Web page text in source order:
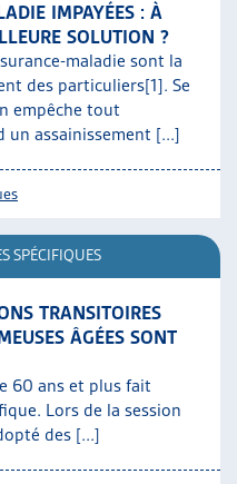
IMPAYÉES : À
SOLUTION ?
maladie sont la
des particuliers[1]. Se
empêche tout
un assainissement [...]
SPÉCIFIQUES
TRANSITOIRES
ÂGÉES SONT
60 ans et plus fait
Lors de la session
des [...]